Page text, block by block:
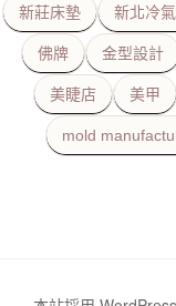
新莊床墊 新北冷
佛牌 金型設計
美睫店 美甲
mold